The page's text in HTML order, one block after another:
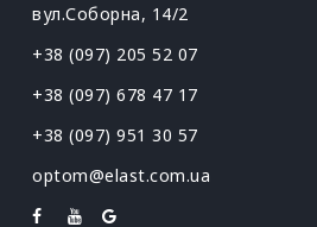
вул.Соборна, 14/2
+38 (097) 205 52 07
+38 (097) 678 47 17
+38 (097) 951 30 57
optom@elast.com.ua